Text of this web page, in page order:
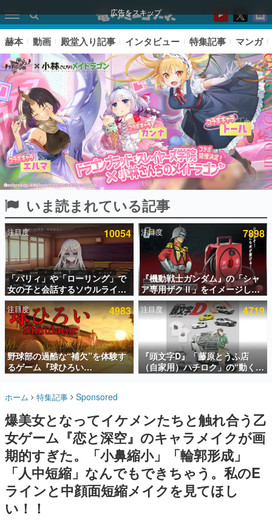
広告をスキップ
ピックアップ
電ファミのいま読まれている記事ランキング
アプリセール情報
インタビュー
連載・特集一覧
殿堂入り記事
SNS拡散数が数千以上！ ページビュー数万以上！ などな
ど。多くの人々に読まれた、電ファミ渾身の“殿堂入り”記
事をまとめました。
名作ゲームクリエイターの方々に製作時のエピソードをお
きます。
赫本
この物語を解いてはいけない。『赫本』は、〈試験問題〉
の形をした短編ホラー小説集です。
新世代に訊く
これからのデジタルゲーム市場を担う若きクリエイター達
赫本 動画 殿堂入り記事 インタビュー 特集記事 マンガ
いま読まれている記事
注目度 10054
「パリィ」や「ローリング」で
女の子と会話するソウルライク
恋愛ゲーム『小早川さんはソウ
ルライク』無料公開。返事に失
敗すると「YOU DIED」
注目度 7898
『機動戦士ガンダム』の「シャ
ア専用ザクⅡ」をイメージした
散水ホースリールが予約開始。
本体にはシャアのパーソナルマ
ークやジオン公国軍のエンブレ
ム、型式番号などを配置
注目度 4983
野球部の過酷な“補欠”を体験す
るゲーム『球ひろい
Simulator』が「1件」のウィッ
対応しSNSで話題に。『キング
ダム・カム』開発元やチェコの
プロ野球選手から称賛の声
注目度 4719
『頭文字D』「藤原とうふ店
（自家用）ハチロク」の“動くテ
ィッシュケース”が買えるポップ
ら8月20日までの期間限定で開
催予定
ホーム 特集記事 Sponsored
爆美女となってイケメンたちと触れ合う乙
女ゲーム『恋と深空』のキャラメイクが画
期的すぎた。「小鼻縮小」「輪郭形成」
「人中短縮」なんでもできちゃう。私のE
ラインと中顔面短縮メイクを見てほし
い！！